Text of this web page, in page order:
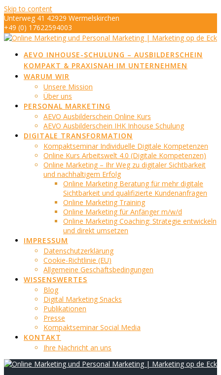
Skip to content
Unterweg 41 42929 Wermelskirchen
+49 (0) 17622594003
info@marketing-op-de-eck.de
AEVO INHOUSE-SCHULUNG – AUSBILDERSCHEIN
KOMPAKT & PRAXISNAH IM UNTERNEHMEN
WARUM WIR
Unsere Mission
Über uns
PERSONAL MARKETING
AEVO Ausbilderschein Online Kurs
AEVO Ausbilderschein IHK Inhouse Schulung
DIGITALE TRANSFORMATION
Kompaktseminar Individuelle Digitale Kompetenzen
Online Kurs Arbeitswelt 4.0 (Digitale Kompetenzen)
Online Marketing – Ihr Weg zu digitaler Sichtbarkeit
und nachhaltigem Erfolg
Online Marketing Beratung für mehr digitale
Sichtbarkeit und qualifizierte Kundenanfragen
Online Marketing Training
Online Marketing für Anfänger m/w/d
Online Marketing Coaching: Strategie entwickeln
und direkt umsetzen
IMPRESSUM
Datenschutzerklärung
Cookie-Richtlinie (EU)
Allgemeine Geschäftsbedingungen
WISSENSWERTES
Blog
Digital Marketing Snacks
Publikationen
Presse
Kompaktseminar Social Media
KONTAKT
Ihre Nachricht an uns